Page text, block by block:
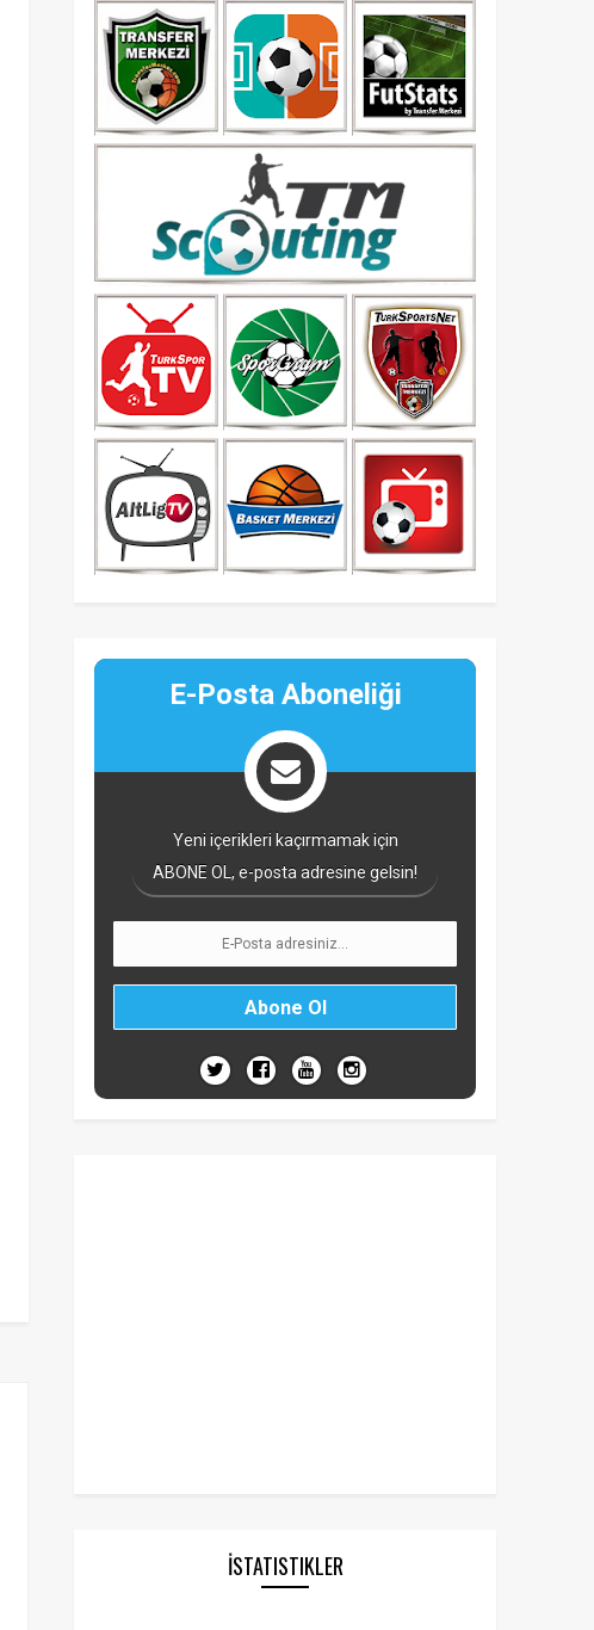
E-Posta Aboneliği
Yeni içerikleri kaçırmamak için
ABONE OL, e-posta adresine gelsin!
İSTATISTIKLER